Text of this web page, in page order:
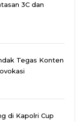
3C dan
Tegas Konten
di Kapolri Cup